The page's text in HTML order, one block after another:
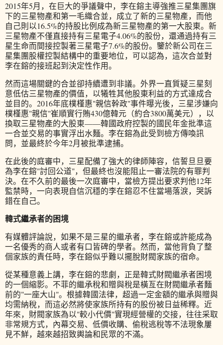
2015年5月，在巨大的爭議聲中，李在鎔主導強推三星集團旗
下的三星物產和第一毛織合並，成立了新的三星物產，而他
自己則以16.5%的持股比例成為新三星物產的第一大股東。新
三星物產不僅直接持有三星電子4.06%的股份，還通過持有三
星生命而間接控製著三星電子7.6%的股份。鑒於新公司在三
星集團股權控製結構中的重要地位，可以認為，這次合並對
李在鎔的接班起到決定性作用。
然而這場關鍵的合並卻持續遭到非議。外界一直質疑三星刻
意低估三星物產的價值，以犧牲其他股東利益的方式達成合
並目的。2016年底樸槿惠"親信幹政"事件曝光後，三星涉嫌向
樸槿惠"親信"崔順實行賄430億韓元（約合3800萬美元），以
換取三星物產的大股東——韓國政府控製的國民年金批準這
一合並交易的事實浮出水麵。李在鎔為此受到檢方傳喚訊
問，並最終於今年2月被批準逮捕。
在此後的庭審中，三星配備了強大的律師陣容，信誓旦旦要
為李在鎔"討回公道"，但最終也沒能阻止一審法院的有罪判
決。在不久前的最後一次庭審中，當檢方提出要求判他12年
監禁時，一向表現自信沉穩的李在鎔忍不住當場落淚，哭訴
錯在自己。
韓式繼承者的困境
有媒體評論說，如果不是三星的繼承者，李在鎔或許能成為
一名優秀的商人或者有口皆碑的學者。然而，當他背負了整
個家族的責任時，李在鎔似乎難以擺脫財閥家族的宿命。
從某種意義上講，李在鎔的悲劇，正是韓式財閥繼承者困境
的一個縮影。不菲的繼承稅和贈與稅是橫亙在財閥繼承者麵
前的"一座大山"。根據韓國法律，超過一定金額的繼承與贈與
均需納稅，而這必然將使家族所持有的股份被日益稀釋。近
年來，財閥家族為以"較小代價"實現經營權的交接，往往采取
非常規方式，內幕交易、低價收購、偷稅逃稅等不法現象屢
見不鮮，越來越招致輿論和民眾的不滿。